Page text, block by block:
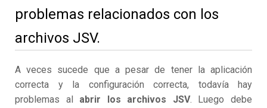
problemas relacionados con los
archivos JSV.
A veces sucede que a pesar de tener la aplicación
correcta y la configuración correcta, todavía hay
problemas al abrir los archivos JSV. Luego debe